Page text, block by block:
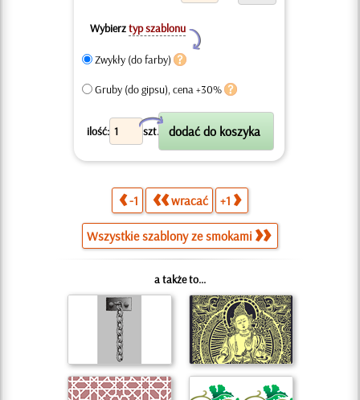
Wybierztyp szablonu
Y
Zwykły (do farby)
Gruby (do gipsu), cena +30%
ilość: szt.
X
-1 wracać +1
Wszystkie szablony ze smokami
a także to...